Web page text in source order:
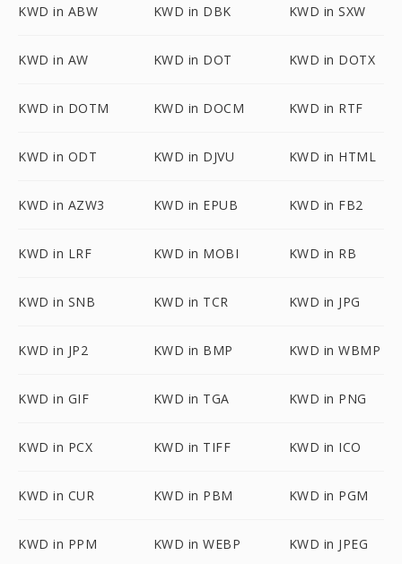
KWD in ABW KWD in DBK KWD in SXW
KWD in AW KWD in DOT KWD in DOTX
KWD in DOTM KWD in DOCM KWD in RTF
KWD in ODT KWD in DJVU KWD in HTML
KWD in AZW3 KWD in EPUB KWD in FB2
KWD in LRF KWD in MOBI KWD in RB
KWD in SNB KWD in TCR KWD in JPG
KWD in JP2 KWD in BMP KWD in WBMP
KWD in GIF KWD in TGA KWD in PNG
KWD in PCX KWD in TIFF KWD in ICO
KWD in CUR KWD in PBM KWD in PGM
KWD in PPM KWD in WEBP KWD in JPEG